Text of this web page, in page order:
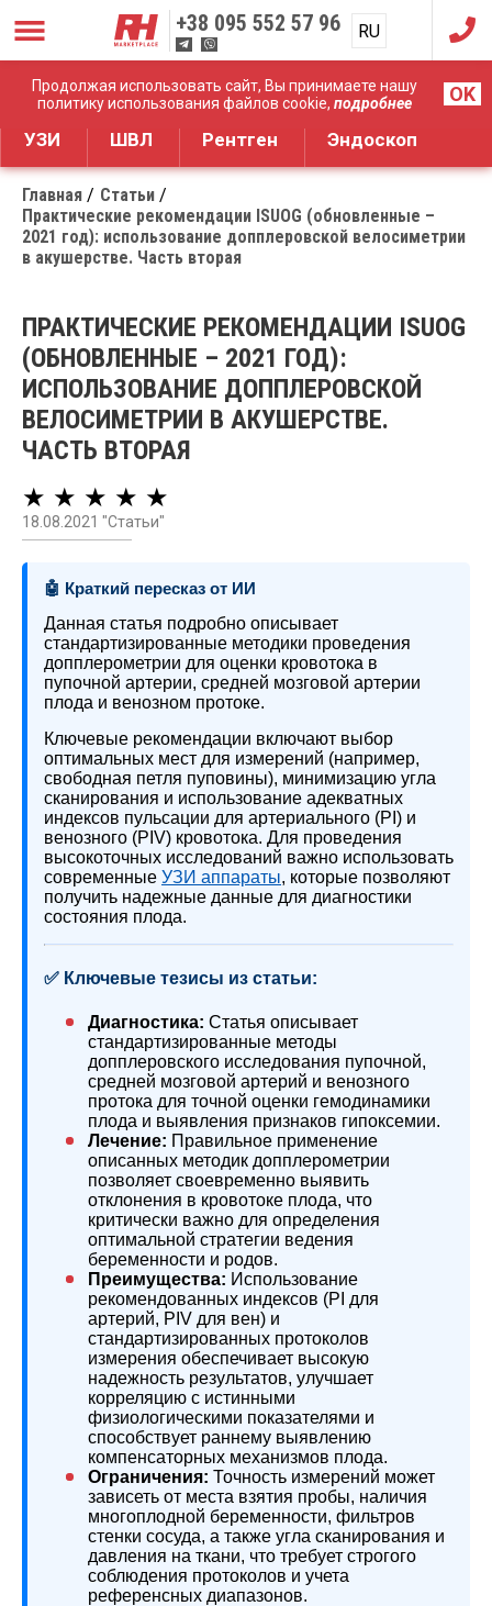
Продолжая использовать сайт, Вы принимаете нашу
политику использования файлов cookie, подробнее OK
+38 095 552 57 96 RU
UA
Дистрибуция медицинского оборудования
УЗИ ШВЛ Рентген Эндоскоп
Главная
Статьи
Практические рекомендации ISUOG (обновленные –
2021 год): использование допплеровской велосиметрии
в акушерстве. Часть вторая
ПРАКТИЧЕСКИЕ РЕКОМЕНДАЦИИ ISUOG
(ОБНОВЛЕННЫЕ – 2021 ГОД):
ИСПОЛЬЗОВАНИЕ ДОППЛЕРОВСКОЙ
ВЕЛОСИМЕТРИИ В АКУШЕРСТВЕ.
ЧАСТЬ ВТОРАЯ
★ ★ ★ ★ ★
18.08.2021 "Статьи"
🤖 Краткий пересказ от ИИ
Данная статья подробно описывает
стандартизированные методики проведения
допплерометрии для оценки кровотока в
пупочной артерии, средней мозговой артерии
плода и венозном протоке.
Ключевые рекомендации включают выбор
оптимальных мест для измерений (например,
свободная петля пуповины), минимизацию угла
сканирования и использование адекватных
индексов пульсации для артериального (PI) и
венозного (PIV) кровотока. Для проведения
высокоточных исследований важно использовать
современные УЗИ аппараты, которые позволяют
получить надежные данные для диагностики
состояния плода.
✅ Ключевые тезисы из статьи:
Диагностика: Статья описывает
стандартизированные методы
допплеровского исследования пупочной,
средней мозговой артерий и венозного
протока для точной оценки гемодинамики
плода и выявления признаков гипоксемии.
Лечение: Правильное применение
описанных методик допплерометрии
позволяет своевременно выявить
отклонения в кровотоке плода, что
критически важно для определения
оптимальной стратегии ведения
беременности и родов.
Преимущества: Использование
рекомендованных индексов (PI для
артерий, PIV для вен) и
стандартизированных протоколов
измерения обеспечивает высокую
надежность результатов, улучшает
корреляцию с истинными
физиологическими показателями и
способствует раннему выявлению
компенсаторных механизмов плода.
Ограничения: Точность измерений может
зависеть от места взятия пробы, наличия
многоплодной беременности, фильтров
стенки сосуда, а также угла сканирования и
давления на ткани, что требует строгого
соблюдения протоколов и учета
референсных диапазонов.